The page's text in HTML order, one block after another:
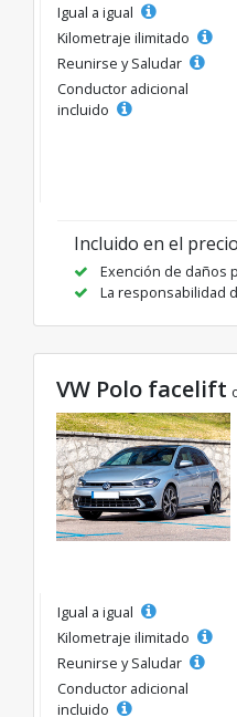
Igual a igual
Kilometraje ilimitado
Reunirse y Saludar
Conductor adicional
incluido
Incluido en el
Exención de daños
La responsabilidad
VW Polo facelift
Igual a igual
Kilometraje ilimitado
Reunirse y Saludar
Conductor adicional
incluido